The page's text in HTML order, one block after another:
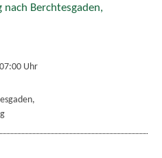
nach Berchtesgaden,
Uhr